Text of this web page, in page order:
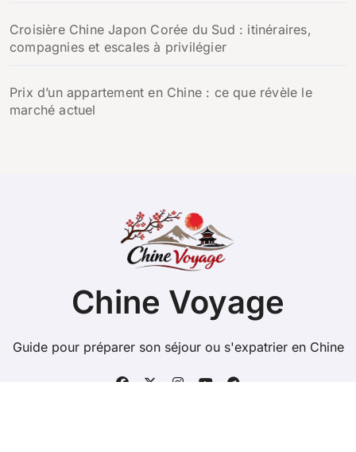
Croisière Chine Japon Corée du Sud : itinéraires,
compagnies et escales à privilégier
Prix d’un appartement en Chine : ce que révèle le
marché actuel
Chine Voyage
Guide pour préparer son séjour ou s'expatrier en Chine